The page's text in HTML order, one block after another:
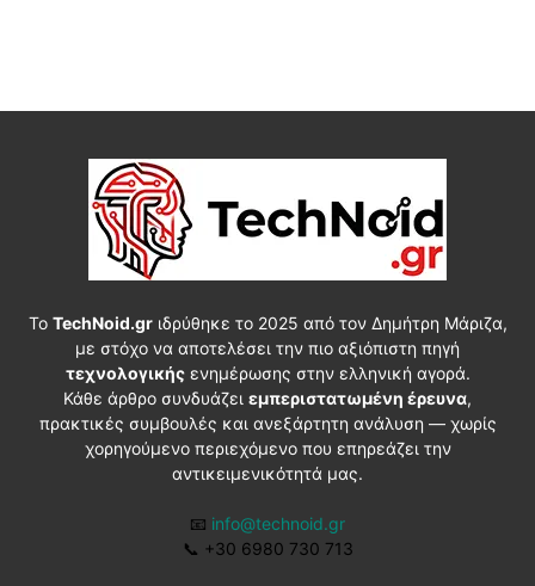
Το TechNoid.grιδρύθηκε το 2025 από τον Δημήτρη Μάριζα,
με στόχο να αποτελέσει την πιο αξιόπιστη πηγή
τεχνολογικήςενημέρωσης στην ελληνική αγορά.
Κάθε άρθρο συνδυάζει εμπεριστατωμένη έρευνα,
πρακτικές συμβουλές και ανεξάρτητη ανάλυση — χωρίς
χορηγούμενο περιεχόμενο που επηρεάζει την
αντικειμενικότητά μας.
📧 info@technoid.gr
📞 +30 6980 730 713